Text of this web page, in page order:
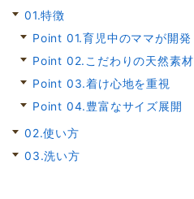
01.特徴
Point 01.育児中のママが開発
Point 02.こだわりの天然素材
Point 03.着け心地を重視
Point 04.豊富なサイズ展開
02.使い方
03.洗い方